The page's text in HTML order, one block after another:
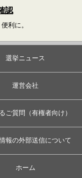
認
利に。
選挙ニュース
運営会社
ご質問（有権者向け）
報の外部送信について
ホーム